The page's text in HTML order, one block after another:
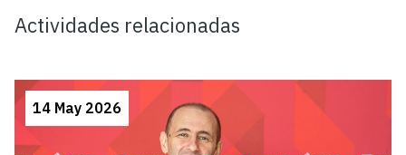
Actividades relacionadas
14 May 2026